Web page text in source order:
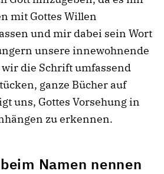
mit Gottes Willen
und mir dabei sein Wort
unsere innewohnende
die Schrift umfassend
ganze Bücher auf
uns, Gottes Vorsehung in
zu erkennen.
Namen nennen